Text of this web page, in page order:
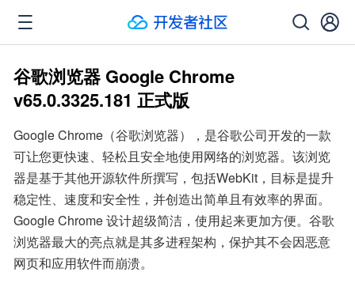
谷歌浏览器 Google Chrome
v65.0.3325.181 正式版
Google Chrome（谷歌浏览器），是谷歌公司开发的一款
可让您更快速、轻松且安全地使用网络的浏览器。该浏览
器是基于其他开源软件所撰写，包括WebKit，目标是提升
稳定性、速度和安全性，并创造出简单且有效率的界面。
Google Chrome 设计超级简洁，使用起来更加方便。谷歌
浏览器最大的亮点就是其多进程架构，保护其不会因恶意
网页和应用软件而崩溃。